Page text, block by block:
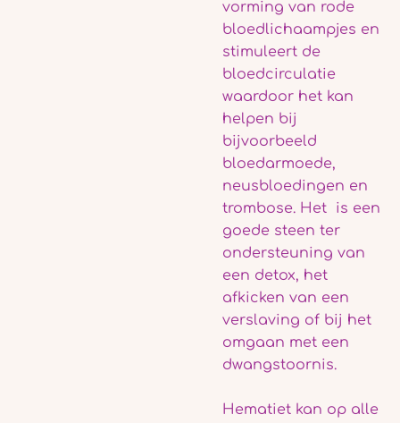
vorming van rode
bloedlichaampjes en
stimuleert de
bloedcirculatie
waardoor het kan
helpen bij
bijvoorbeeld
bloedarmoede,
neusbloedingen en
trombose. Het is een
goede steen ter
ondersteuning van
een detox, het
afkicken van een
verslaving of bij het
omgaan met een
dwangstoornis.
Hematiet kan op alle